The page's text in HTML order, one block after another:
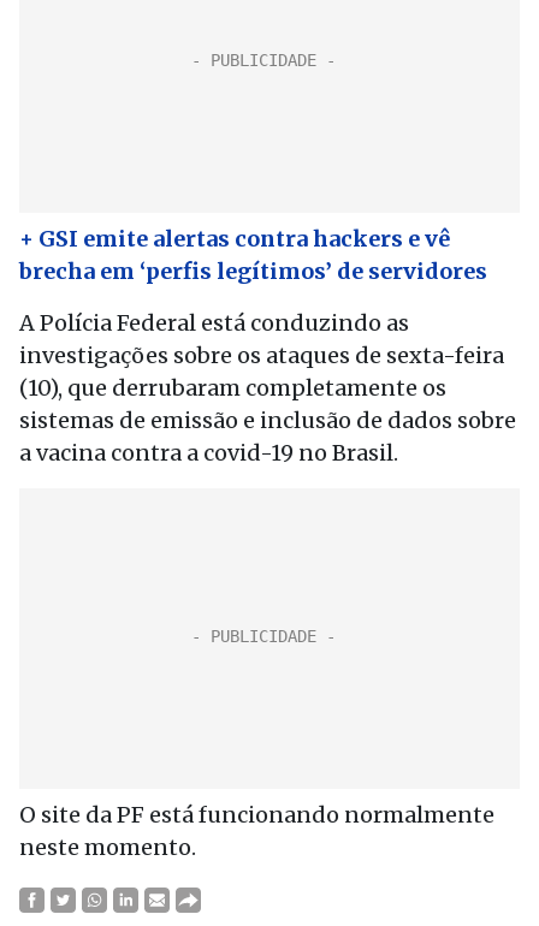
+ GSI emite alertas contra hackers e vê
brecha em ‘perfis legítimos’ de servidores
A Polícia Federal está conduzindo as
investigações sobre os ataques de sexta-feira
(10), que derrubaram completamente os
sistemas de emissão e inclusão de dados sobre
a vacina contra a covid-19 no Brasil.
O site da PF está funcionando normalmente
neste momento.